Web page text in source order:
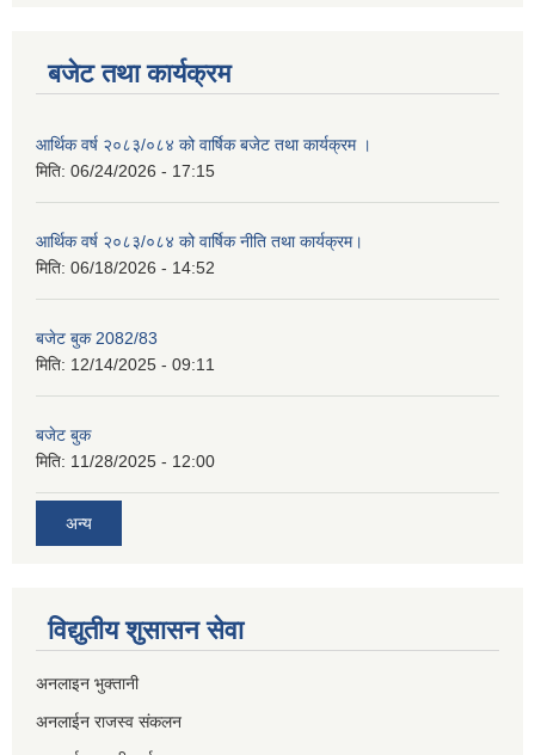
बजेट तथा कार्यक्रम
आर्थिक वर्ष २०८३/०८४ को वार्षिक बजेट तथा कार्यक्रम ।
मिति: 06/24/2026 - 17:15
आर्थिक वर्ष २०८३/०८४ को वार्षिक नीति तथा कार्यक्रम।
मिति: 06/18/2026 - 14:52
बजेट बुक 2082/83
मिति: 12/14/2025 - 09:11
बजेट बुक
मिति: 11/28/2025 - 12:00
अन्य
विद्युतीय शुसासन सेवा
अनलाइन भुक्तानी
अनलाईन राजस्व संकलन